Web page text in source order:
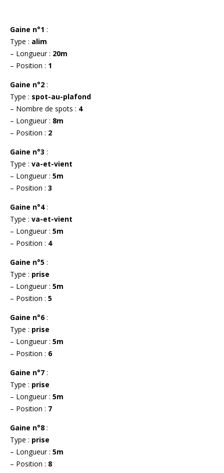
Gaine n°1 :
Type : alim
– Longueur : 20m
– Position : 1
Gaine n°2 :
Type : spot-au-plafond
– Nombre de spots : 4
– Longueur : 8m
– Position : 2
Gaine n°3 :
Type : va-et-vient
– Longueur : 5m
– Position : 3
Gaine n°4:
Type : va-et-vient
– Longueur : 5m
– Position : 4
Gaine n°5 :
Type : prise
– Longueur : 5m
– Position : 5
Gaine n°6:
Type : prise
– Longueur : 5m
– Position : 6
Gaine n°7 :
Type : prise
– Longueur : 5m
– Position : 7
Gaine n°8 :
Type : prise
– Longueur : 5m
– Position : 8